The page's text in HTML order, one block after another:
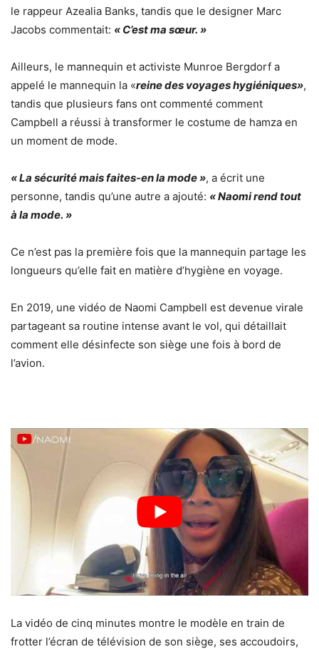
le rappeur Azealia Banks, tandis que le designer Marc
Jacobs commentait: « C’est ma sœur. »
Ailleurs, le mannequin et activiste Munroe Bergdorf a
appelé le mannequin la «reine des voyages hygiéniques»,
tandis que plusieurs fans ont commenté comment
Campbell a réussi à transformer le costume de hamza en
un moment de mode.
« La sécurité mais faites-en la mode », a écrit une
personne, tandis qu’une autre a ajouté: « Naomi rend tout
à la mode. »
Ce n’est pas la première fois que la mannequin partage les
longueurs qu’elle fait en matière d’hygiène en voyage.
En 2019, une vidéo de Naomi Campbell est devenue virale
partageant sa routine intense avant le vol, qui détaillait
comment elle désinfecte son siège une fois à bord de
l’avion.
La vidéo de cinq minutes montre le modèle en train de
frotter l’écran de télévision de son siège, ses accoudoirs,